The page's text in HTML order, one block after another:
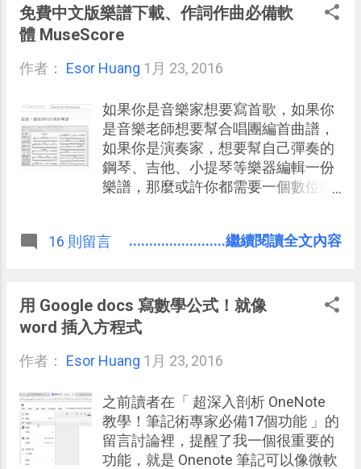
此，依然是內建了數百種專業濾鏡，
可以讓用戶自由組合特效的最高等級
鏡特效完美結合。 而提供免費下載
結束時間， 2/7更新，現實免費活動
已經截止）的「 Perfect Effects 9.5
」看起來是完整專業版，而非像是威
力導演那樣的閹割版，其實對於攝影
師、照片修圖需求者來說，更值得收
免費中文版樂譜下載、作詞作曲必備軟
體 MuseScore
作者： Esor Huang 1月 23, 2016
如果你是音樂家想要寫首歌，如果你
是音樂老師想要幫合唱團編首曲譜，
如果你是演奏家，想要幫自己彈奏的
鋼琴、吉他、小提琴等樂器編輯一份
樂譜，那麼或許你都需要一個數位的
擇就是「 MuseScore 」 ，這款又稱
重要的特色：
16 則留言 ........................繼續閱讀全文內容
用 Google docs 寫數學公式！就像
word 插入方程式
作者： Esor Huang 1月 23, 2016
之前讀者在「 超深入剖析 OneNote
教學！筆記術專家必備17個功能 」的
留言討論裡，提醒了我一個很重要的
功能，就是 Onenote 筆記可以像微軟